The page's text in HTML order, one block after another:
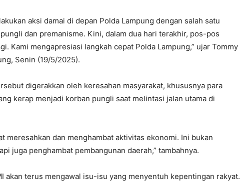
aksi damai di depan Polda Lampung dengan salah satu
dan premanisme. Kini, dalam dua hari terakhir, pos-pos
Kami mengapresiasi langkah cepat Polda Lampung,” ujar Tommy
Senin (19/5/2025).
digerakkan oleh keresahan masyarakat, khususnya para
kerap menjadi korban pungli saat melintasi jalan utama di
meresahkan dan menghambat aktivitas ekonomi. Ini bukan
juga penghambat pembangunan daerah,” tambahnya.
akan terus mengawal isu-isu yang menyentuh kepentingan rakyat.